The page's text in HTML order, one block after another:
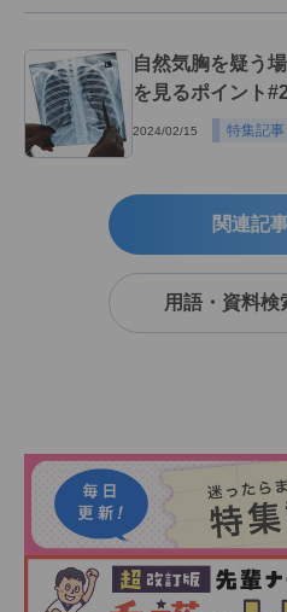
自然気胸を疑う
を見るポイント#2
2024/02/15 特集記事
関連記
用語・資料検